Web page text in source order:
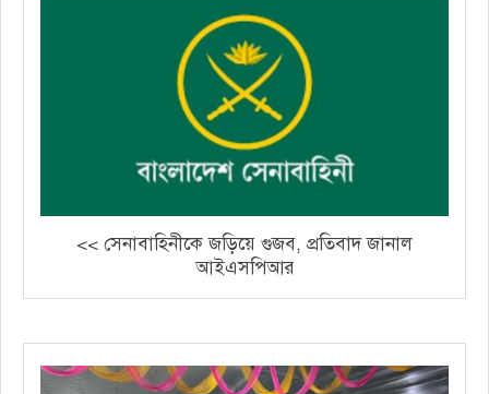
<< সেনাবাহিনীকে জড়িয়ে গুজব, প্রতিবাদ জানাল
আইএসপিআর